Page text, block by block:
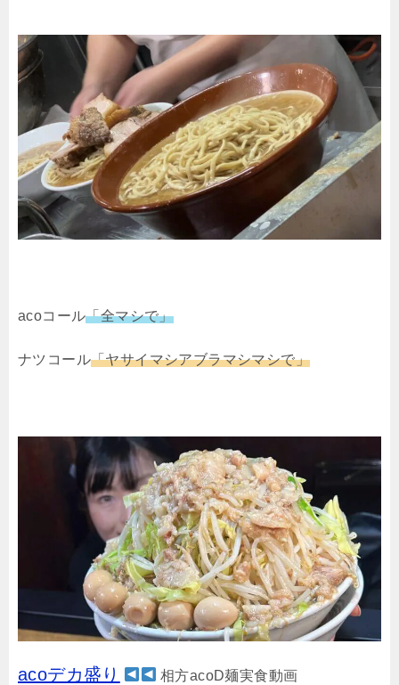
acoコール「全マシで」
ナツコール「ヤサイマシアブラマシマシで」
acoデカ盛り 相方acoD麺実食動画